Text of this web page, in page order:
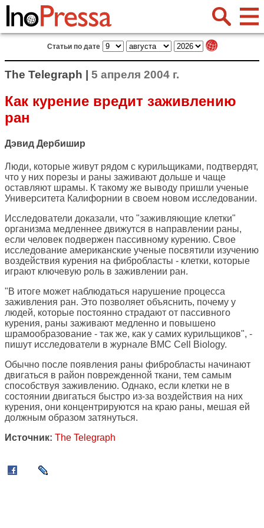
Статьи по дате
The Telegraph | 5 апреля 2004 г.
Как курение вредит заживлению
ран
Дэвид Дербишир
Люди, которые живут рядом с курильщиками, подтвердят,
что у них порезы и раны заживают дольше и чаще
оставляют шрамы. К такому же выводу пришли ученые
Университета Калифорнии в своем новом исследовании.
Исследователи доказали, что "заживляющие клетки"
организма медленнее движутся в направлении раны,
если человек подвержен пассивному курению. Свое
исследование американские ученые посвятили изучению
воздействия курения на фибробласты - клетки, которые
играют ключевую роль в заживлении ран.
"В итоге может наблюдаться нарушение процесса
заживления ран. Это позволяет объяснить, почему у
людей, которые постоянно страдают от пассивного
курения, раны заживают медленно и повышено
шрамообразование - так же, как у самих курильщиков", -
пишут исследователи в журнале BMC Cell Biology.
Обычно после появления раны фибробласты начинают
двигаться в район поврежденной ткани, тем самым
способствуя заживлению. Однако, если клетки не в
состоянии двигаться быстро из-за воздействия на них
курения, они концентрируются на краю раны, мешая ей
должным образом затянуться.
Источник: The Telegraph